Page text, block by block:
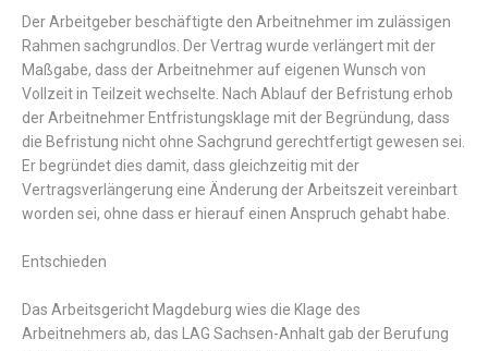
DerArbeitgeber beschäftigte den Arbeitnehmerim zulässigen
Rahmen sachgrundlos. DerVertrag wurde verlängertmit der
Maßgabe, dass derArbeitnehmer auf eigenen Wunsch von
Vollzeitin Teilzeitwechselte. Nach Ablauf der Befristung erhob
derArbeitnehmer Entfristungsklage mit der Begründung, dass
die Befristung nicht ohne Sachgrund gerechtfertigt gewesen sei.
Er begründet dies damit, dass gleichzeitig mit der
Vertragsverlängerung eine Änderung derArbeitszeitvereinbart
worden sei, ohne dass er hierauf einen Anspruch gehabt habe.
Entschieden
Das Arbeitsgericht Magdeburg wies die Klage des
Arbeitnehmers ab, das LAG Sachsen-Anhalt gab der Berufung